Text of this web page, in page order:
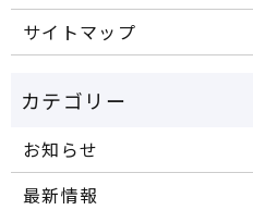
サイトマップ
お知らせ
最新情報